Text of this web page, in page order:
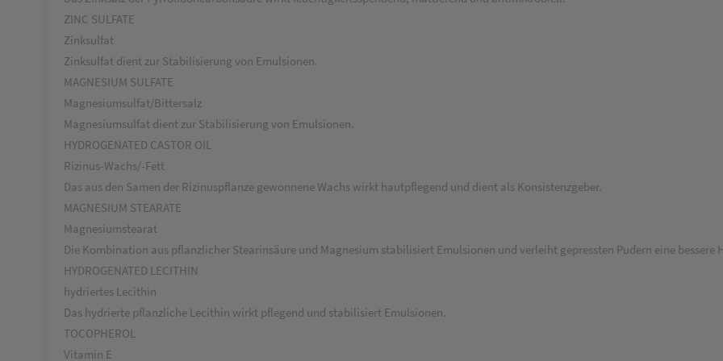
ZINC SULFATE
Zinksulfat
Zinksulfat dient zur Stabilisierung von Emulsionen.
MAGNESIUM SULFATE
Magnesiumsulfat/Bittersalz
Magnesiumsulfat dient zur Stabilisierung von Emulsionen.
HYDROGENATED CASTOR OIL
Rizinus-Wachs/-Fett
Das aus den Samen der Rizinuspflanze gewonnene Wachs wirkt hautpflegend und dient als Konsistenzgeber.
MAGNESIUM STEARATE
Magnesiumstearat
Die Kombination aus pflanzlicher Stearinsäure und Magnesium stabilisiert Emulsionen und verleiht gepressten Pudern eine bessere
HYDROGENATED LECITHIN
hydriertes Lecithin
Das hydrierte pflanzliche Lecithin wirkt pflegend und stabilisiert Emulsionen.
TOCOPHEROL
Vitamin E